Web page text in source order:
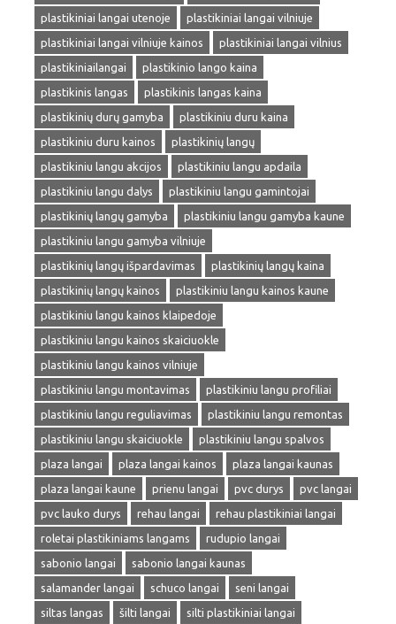
plastikiniai langai utenoje
plastikiniai langai vilniuje
plastikiniai langai vilniuje kainos
plastikiniai langai vilnius
plastikiniailangai
plastikinio lango kaina
plastikinis langas
plastikinis langas kaina
plastikinių durų gamyba
plastikiniu duru kaina
plastikiniu duru kainos
plastikinių langų
plastikiniu langu akcijos
plastikiniu langu apdaila
plastikiniu langu dalys
plastikiniu langu gamintojai
plastikinių langų gamyba
plastikiniu langu gamyba kaune
plastikiniu langu gamyba vilniuje
plastikinių langų išpardavimas
plastikinių langų kaina
plastikinių langų kainos
plastikiniu langu kainos kaune
plastikiniu langu kainos klaipedoje
plastikiniu langu kainos skaiciuokle
plastikiniu langu kainos vilniuje
plastikiniu langu montavimas
plastikiniu langu profiliai
plastikiniu langu reguliavimas
plastikiniu langu remontas
plastikiniu langu skaiciuokle
plastikiniu langu spalvos
plaza langai
plaza langai kainos
plaza langai kaunas
plaza langai kaune
prienu langai pvc durys
pvc langai
pvc lauko durys
rehau langai
rehau plastikiniai langai
roletai plastikiniams langams
rudupio langai
sabonio langai
sabonio langai kaunas
salamander langai
schuco langai
seni langai
siltas langas
šilti langai
silti plastikiniai langai